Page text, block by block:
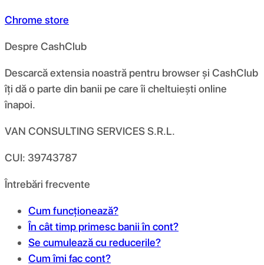
Chrome store
Despre CashClub
Descarcă extensia noastră pentru browser și CashClub
îți dă o parte din banii pe care îi cheltuiești online
înapoi.
VAN CONSULTING SERVICES S.R.L.
CUI: 39743787
Întrebări frecvente
Cum funcționează?
În cât timp primesc banii în cont?
Se cumulează cu reducerile?
Cum îmi fac cont?